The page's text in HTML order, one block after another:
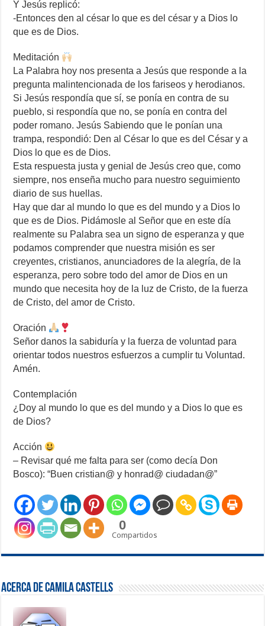
Y Jesús replicó:
-Entonces den al césar lo que es del césar y a Dios lo
que es de Dios.
Meditación
La Palabra hoy nos presenta a Jesús que responde a la
pregunta malintencionada de los fariseos y herodianos.
Si Jesús respondía que sí, se ponía en contra de su
pueblo, si respondía que no, se ponía en contra del
poder romano. Jesús Sabiendo que le ponían una
trampa, respondió: Den al César lo que es del César y a
Dios lo que es de Dios.
Esta respuesta justa y genial de Jesús creo que, como
siempre, nos enseña mucho para nuestro seguimiento
diario de sus huellas.
Hay que dar al mundo lo que es del mundo y a Dios lo
que es de Dios. Pidámosle al Señor que en este día
realmente su Palabra sea un signo de esperanza y que
podamos comprender que nuestra misión es ser
creyentes, cristianos, anunciadores de la alegría, de la
esperanza, pero sobre todo del amor de Dios en un
mundo que necesita hoy de la luz de Cristo, de la fuerza
de Cristo, del amor de Cristo.
Oración
Señor danos la sabiduría y la fuerza de voluntad para
orientar todos nuestros esfuerzos a cumplir tu Voluntad.
Amén.
Contemplación
¿Doy al mundo lo que es del mundo y a Dios lo que es
de Dios?
Acción
– Revisar qué me falta para ser (como decía Don
Bosco): “Buen cristian@ y honrad@ ciudadan@”
0
Compartidos
Acerca de Camila Castells